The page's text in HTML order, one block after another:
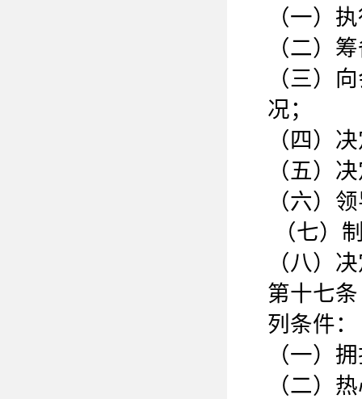
（一）
（二）
（三）
况；
（四）
（五）
（六）
（七）
（八）
第十七
列条件：
（一）
（二）